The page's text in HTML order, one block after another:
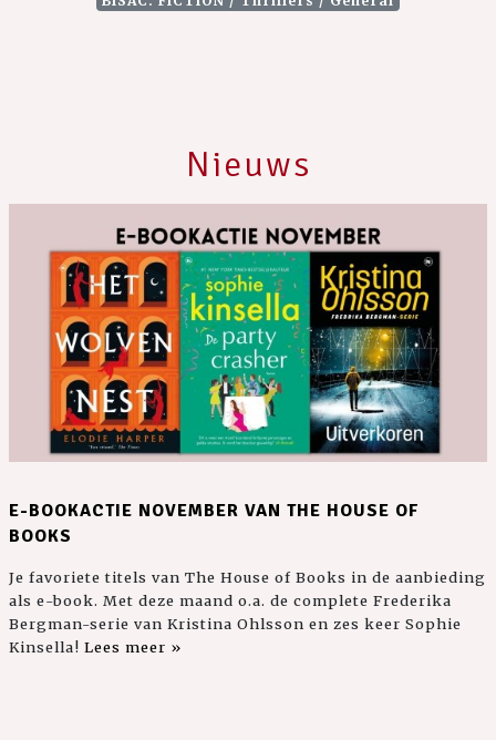
Nieuws
E-BOOKACTIE NOVEMBER VAN THE HOUSE OF
BOOKS
Je favoriete titels van The House of Books in de aanbieding
als e-book. Met deze maand o.a. de complete Frederika
Bergman-serie van Kristina Ohlsson en zes keer Sophie
Kinsella! Lees meer »